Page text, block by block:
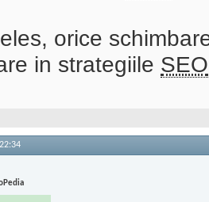
orice
in strategiile SEO
22:34